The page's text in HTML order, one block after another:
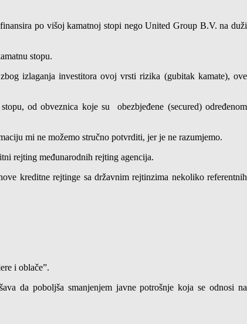
po višoj kamatnoj stopi nego United Group B.V. na duži
stopu.
izlaganja investitora ovoj vrsti rizika (gubitak kamate), ove
od obveznica koje su obezbjeđene (secured) određenom
mi ne možemo stručno potvrditi, jer je ne razumjemo.
rejting međunarodnih rejting agencija.
kreditne rejtinge sa državnim rejtinzima nekoliko referentnih
i oblače”.
da poboljša smanjenjem javne potrošnje koja se odnosi na